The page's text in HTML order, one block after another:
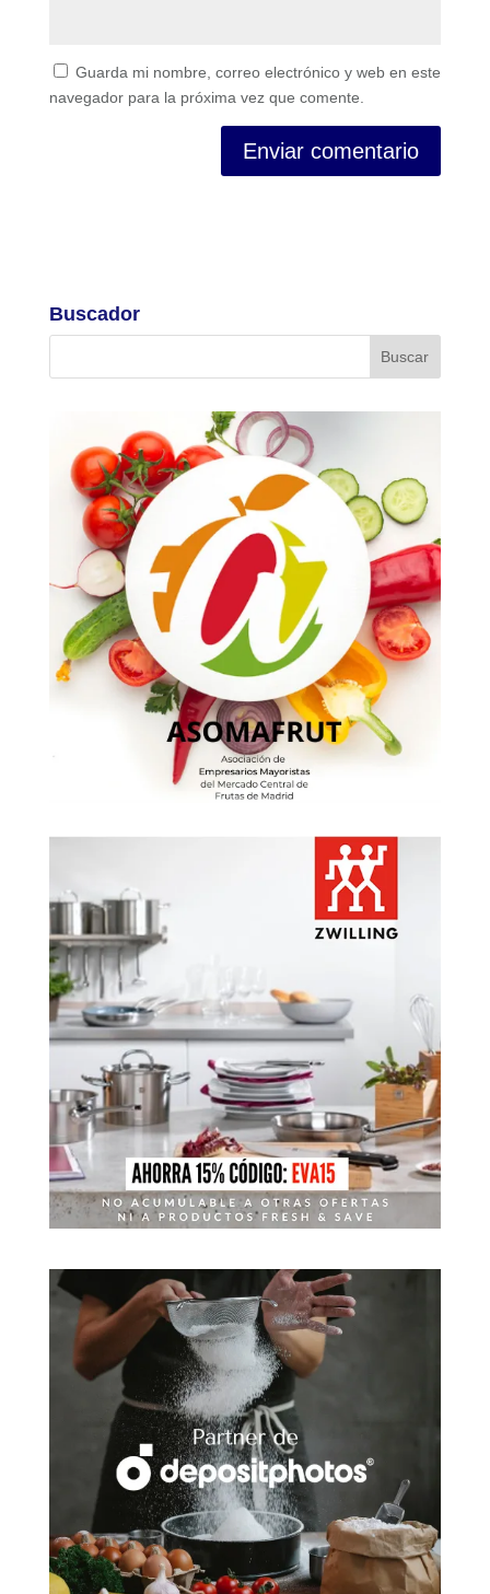
Guarda mi nombre, correo electrónico y web en este
navegador para la próxima vez que comente.
Buscador